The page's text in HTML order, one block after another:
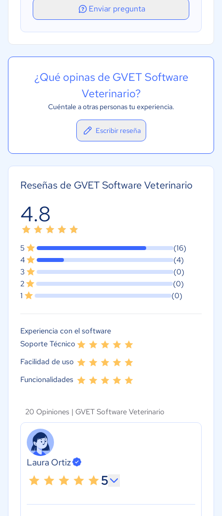
Enviar pregunta
¿Qué opinas de GVET Software
Veterinario?
Cuéntale a otras personas tu experiencia.
Escribir reseña
Reseñas de GVET Software Veterinario
4.8
5
(16)
4
(4)
3
(0)
2
(0)
1
(0)
Experiencia con el software
Soporte Técnico
Facilidad de uso
Funcionalidades
20 Opiniones | GVET Software Veterinario
Laura Ortiz
5